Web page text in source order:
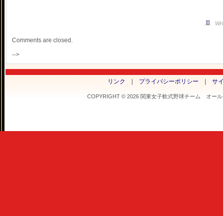
Comments are closed.
-->
リンク|プライバシーポリシー|サ
COPYRIGHT © 2026 関東女子軟式野球チーム オー